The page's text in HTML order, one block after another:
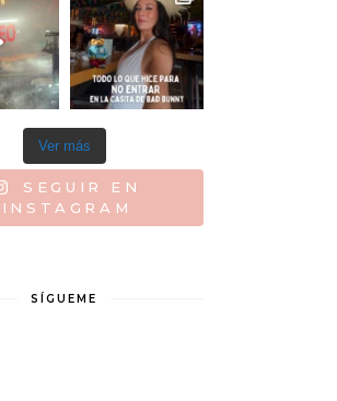
Ver más
SEGUIR EN
INSTAGRAM
SÍGUEME